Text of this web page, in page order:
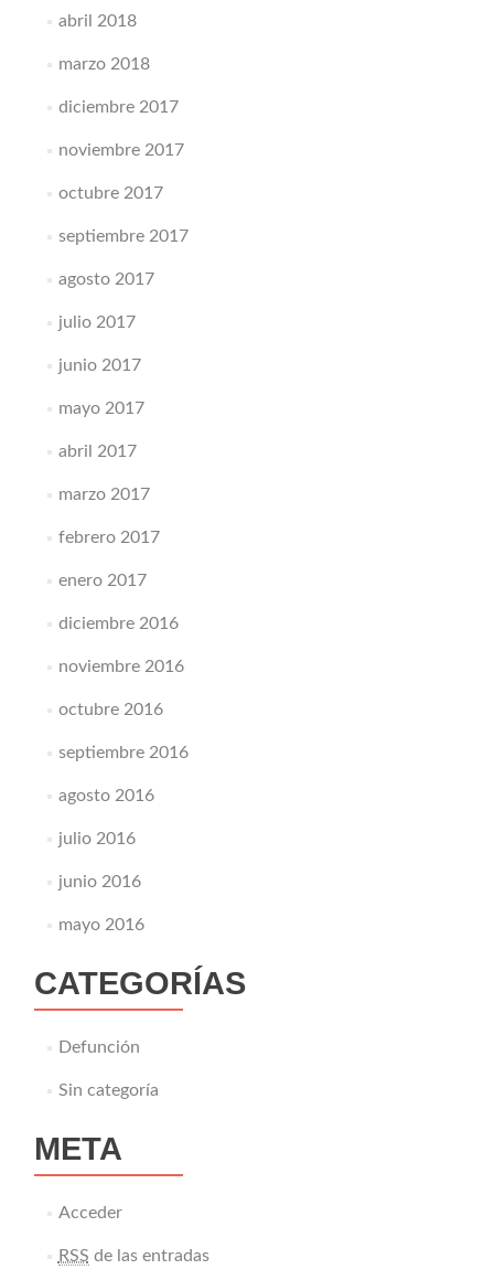
abril 2018
marzo 2018
diciembre 2017
noviembre 2017
octubre 2017
septiembre 2017
agosto 2017
julio 2017
junio 2017
mayo 2017
abril 2017
marzo 2017
febrero 2017
enero 2017
diciembre 2016
noviembre 2016
octubre 2016
septiembre 2016
agosto 2016
julio 2016
junio 2016
mayo 2016
CATEGORÍAS
Defunción
Sin categoría
META
Acceder
RSS de las entradas